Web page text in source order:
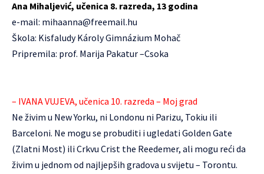
Ana Mihaljević, učenica 8. razreda, 13 godina
e-mail: mihaanna@freemail.hu
Škola: Kisfaludy Károly Gimnázium Mohač
Pripremila: prof. Marija Pakatur –Csoka
– IVANA VUJEVA, učenica 10. razreda – Moj grad
Ne živim u New Yorku, ni Londonu ni Parizu, Tokiu ili
Barceloni. Ne mogu se probuditi i ugledati Golden Gate
(Zlatni Most) ili Crkvu Crist the Reedemer, ali mogu reći da
živim u jednom od najljepših gradova u svijetu – Torontu.